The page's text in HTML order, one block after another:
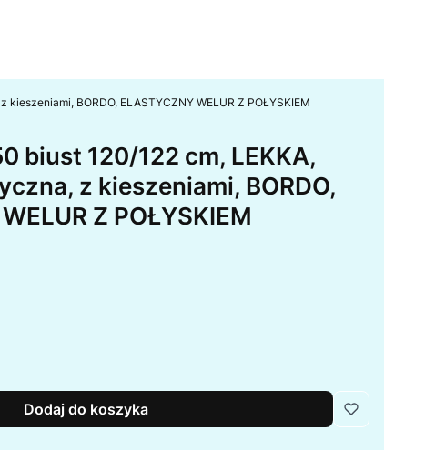
BORDO, ELASTYCZNY WELUR Z POŁYSKIEM
biust 120/122 cm, LEKKA,
z kieszeniami, BORDO,
Z POŁYSKIEM
Dodaj do koszyka